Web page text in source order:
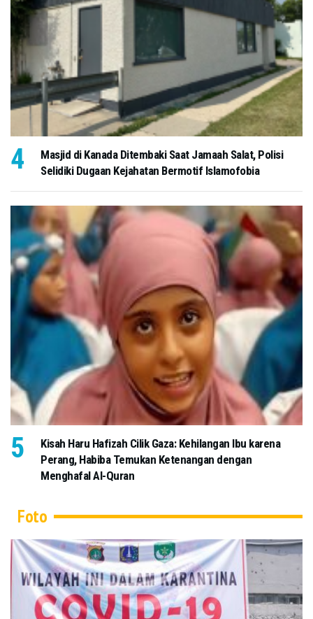
Masjid di Kanada Ditembaki Saat Jamaah Salat, Polisi
Selidiki Dugaan Kejahatan Bermotif Islamofobia
Kisah Haru Hafizah Cilik Gaza: Kehilangan Ibu karena
Perang, Habiba Temukan Ketenangan dengan
Menghafal Al-Quran
Foto